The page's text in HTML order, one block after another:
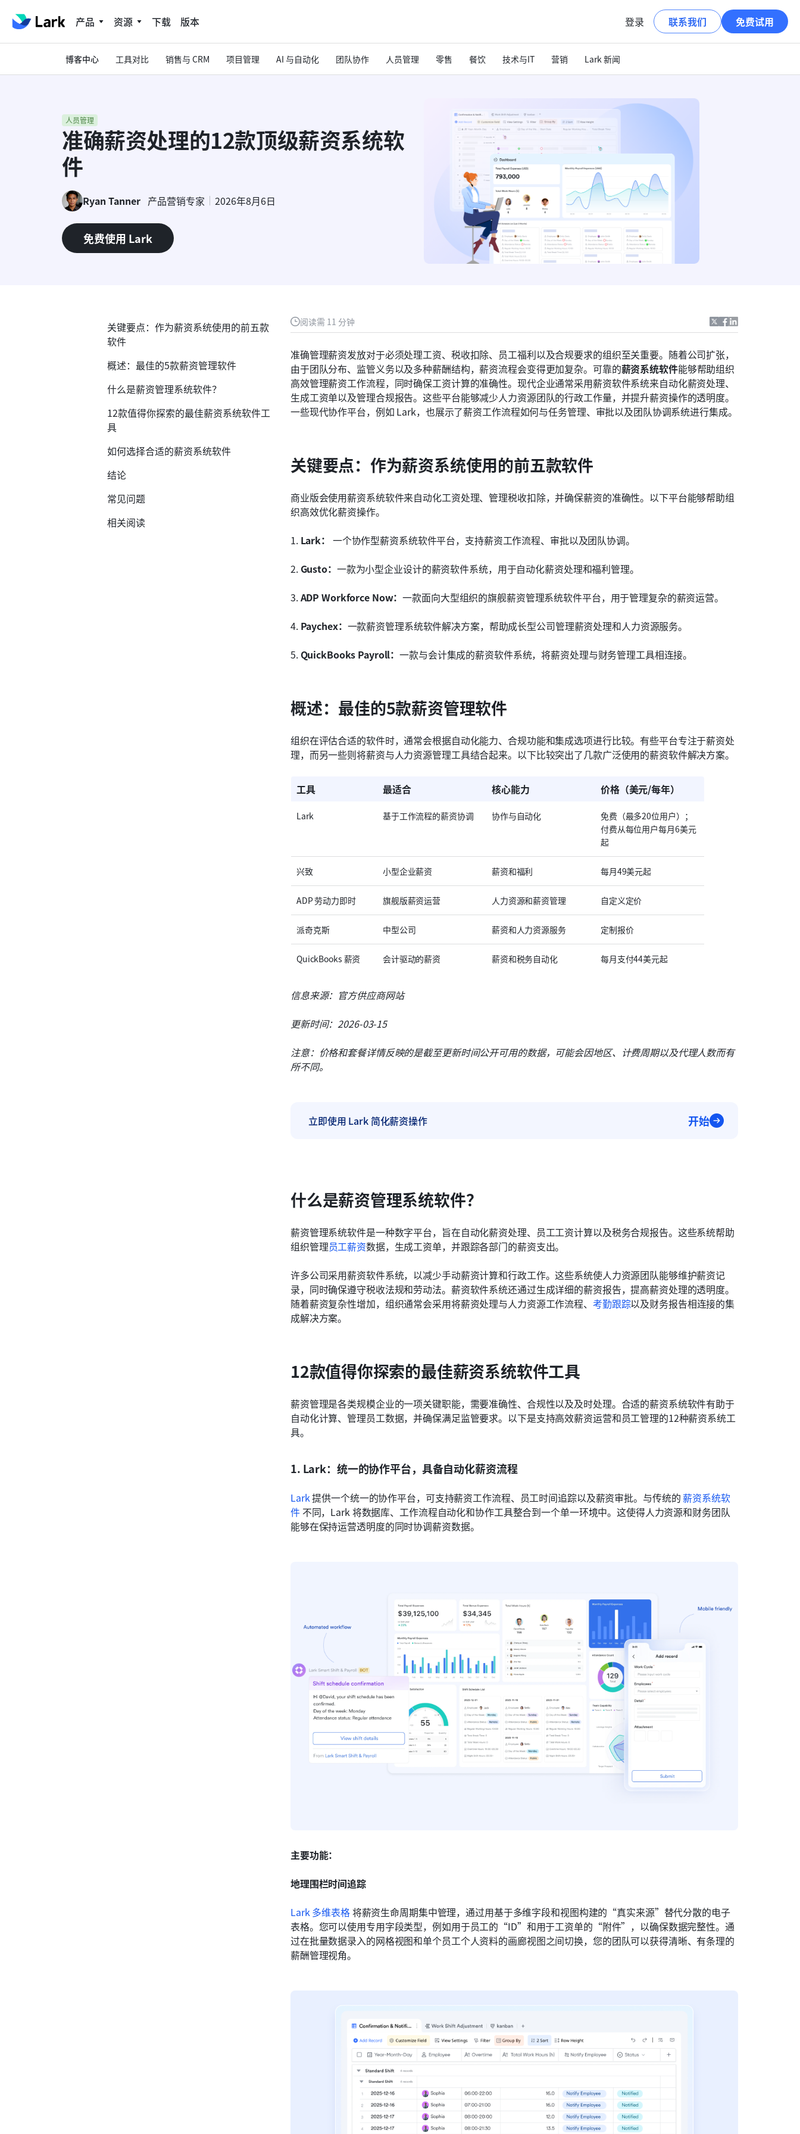
产品 资源 下载 版本 登录 联系我们 免费试用
博客中心 工具对比 销售与 CRM 项目管理 AI 与自动化 团队协作 人员管理 零售 餐饮 技术与IT 营销 Lark 新闻
人员管理
准确薪资处理的12款顶级薪资系统软
件
Ryan Tanner 产品营销专家 2026年8月6日
免费使用 Lark
阅读需 11 分钟
准确管理薪资发放对于必须处理工资、税收扣除、员工福利以及合规要求的组织至关重要。随着公司扩张，
由于团队分布、监管义务以及多种薪酬结构，薪资流程会变得更加复杂。可靠的薪资系统软件能够帮助组织
高效管理薪资工作流程，同时确保工资计算的准确性。现代企业通常采用薪资软件系统来自动化薪资处理、
生成工资单以及管理合规报告。这些平台能够减少人力资源团队的行政工作量，并提升薪资操作的透明度。
一些现代协作平台，例如 Lark，也展示了薪资工作流程如何与任务管理、审批以及团队协调系统进行集成。
关键要点：作为薪资系统使用的前五款软件
商业版会使用薪资系统软件来自动化工资处理、管理税收扣除，并确保薪资的准确性。以下平台能够帮助组
织高效优化薪资操作。
1. Lark： 一个协作型薪资系统软件平台，支持薪资工作流程、审批以及团队协调。
2. Gusto： 一款为小型企业设计的薪资软件系统，用于自动化薪资处理和福利管理。
3. ADP Workforce Now：一款面向大型组织的旗舰薪资管理系统软件平台，用于管理复杂的薪资运营。
4. Paychex： 一款薪资管理系统软件解决方案，帮助成长型公司管理薪资处理和人力资源服务。
5. QuickBooks Payroll：一款与会计集成的薪资软件系统，将薪资处理与财务管理工具相连接。
概述：最佳的5款薪资管理软件
组织在评估合适的软件时，通常会根据自动化能力、合规功能和集成选项进行比较。有些平台专注于薪资处
理，而另一些则将薪资与人力资源管理工具结合起来。以下比较突出了几款广泛使用的薪资软件解决方案。
工具 最适合 核心能力 价格（美元/每年）
Lark 基于工作流程的薪资协调 协作与自动化
免费（最多20位用户）；
付费从每位用户每月6美元
起
兴致 小型企业薪资 薪资和福利 每月49美元起
ADP 劳动力即时 旗舰版薪资运营 人力资源和薪资管理 自定义定价
派奇克斯 中型公司 薪资和人力资源服务 定制报价
QuickBooks 薪资 会计驱动的薪资 薪资和税务自动化 每月支付44美元起
信息来源：官方供应商网站
更新时间：2026-03-15
注意：价格和套餐详情反映的是截至更新时间公开可用的数据，可能会因地区、计费周期以及代理人数而有
所不同。
立即使用 Lark 简化薪资操作 开始
什么是薪资管理系统软件？
薪资管理系统软件是一种数字平台，旨在自动化薪资处理、员工工资计算以及税务合规报告。这些系统帮助
组织管理员工薪资数据，生成工资单，并跟踪各部门的薪资支出。
许多公司采用薪资软件系统，以减少手动薪资计算和行政工作。这些系统使人力资源团队能够维护薪资记
录，同时确保遵守税收法规和劳动法。薪资软件系统还通过生成详细的薪资报告，提高薪资处理的透明度。
随着薪资复杂性增加，组织通常会采用将薪资处理与人力资源工作流程、 考勤跟踪以及财务报告相连接的集
成解决方案。
12款值得你探索的最佳薪资系统软件工具
薪资管理是各类规模企业的一项关键职能，需要准确性、合规性以及及时处理。合适的薪资系统软件有助于
自动化计算、管理员工数据，并确保满足监管要求。以下是支持高效薪资运营和员工管理的12种薪资系统工
具。
1. Lark：统一的协作平台，具备自动化薪资流程
Lark 提供一个统一的协作平台，可支持薪资工作流程、员工时间追踪以及薪资审批。与传统的 薪资系统软
件 不同，Lark 将数据库、工作流程自动化和协作工具整合到一个单一环境中。这使得人力资源和财务团队
能够在保持运营透明度的同时协调薪资数据。
主要功能：
地理围栏时间追踪
Lark 多维表格 将薪资生命周期集中管理，通过用基于多维字段和视图构建的“真实来源”替代分散的电子
表格。您可以使用专用字段类型，例如用于员工的“ID”和用于工资单的“附件”，以确保数据完整性。通
过在批量数据录入的网格视图和单个员工个人资料的画廊视图之间切换，您的团队可以获得清晰、有条理的
薪酬管理视角。
关键要点：作为薪资系统使用的前五款
软件
概述：最佳的5款薪资管理软件
什么是薪资管理系统软件？
12款值得你探索的最佳薪资系统软件工
具
如何选择合适的薪资系统软件
结论
常见问题
相关阅读